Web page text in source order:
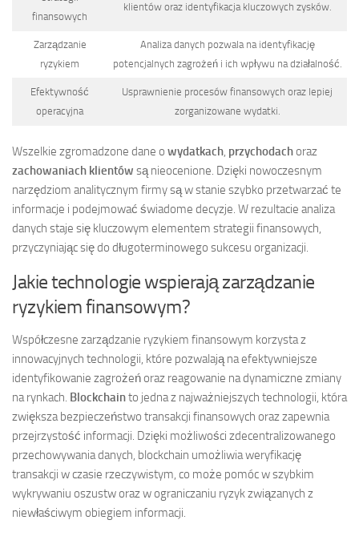
finansowych
klientów oraz identyfikacja kluczowych zysków.
Zarządzanie
ryzykiem
Analiza danych pozwala na identyfikację
potencjalnych zagrożeń i ich wpływu na działalność.
Efektywność
operacyjna
Usprawnienie procesów finansowych oraz lepiej
zorganizowane wydatki.
Wszelkie zgromadzone dane o wydatkach, przychodachoraz
zachowaniach klientów są nieocenione. Dzięki nowoczesnym
narzędziom analitycznym firmy są w stanie szybko przetwarzać te
informacje i podejmować świadome decyzje. W rezultacie analiza
danych staje się kluczowym elementem strategii finansowych,
przyczyniając się do długoterminowego sukcesu organizacji.
Jakie technologie wspierają zarządzanie
ryzykiem finansowym?
Współczesne zarządzanie ryzykiem finansowym korzysta z
innowacyjnych technologii, które pozwalają na efektywniejsze
identyfikowanie zagrożeń oraz reagowanie na dynamiczne zmiany
na rynkach. Blockchainto jedna z najważniejszych technologii, która
zwiększa bezpieczeństwo transakcji finansowych oraz zapewnia
przejrzystość informacji. Dzięki możliwości zdecentralizowanego
przechowywania danych, blockchain umożliwia weryfikację
transakcji w czasie rzeczywistym, co może pomóc w szybkim
wykrywaniu oszustw oraz w ograniczaniu ryzyk związanych z
niewłaściwym obiegiem informacji.